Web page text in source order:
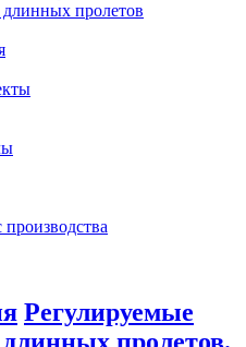
пролетов
Регулируемые